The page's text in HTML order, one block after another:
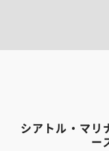
シアトル・マリ
ー